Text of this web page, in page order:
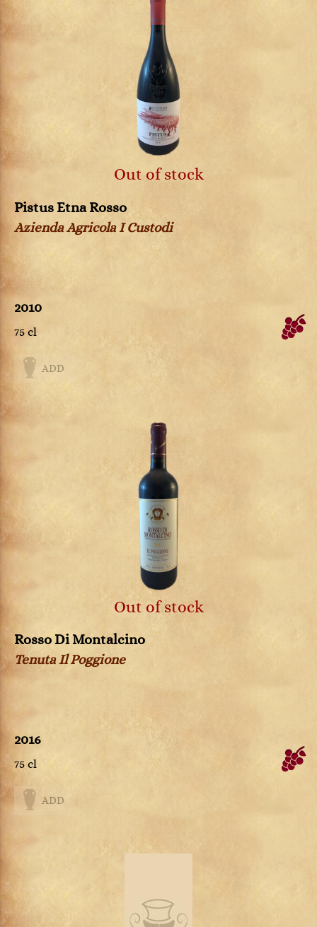
Out of stock
Pistus Etna Rosso
Azienda Agricola I Custodi
2010
75 cl
ADD
Out of stock
Rosso Di Montalcino
Tenuta Il Poggione
2016
75 cl
ADD